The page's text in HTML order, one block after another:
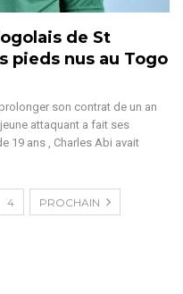
de St
pieds nus au Togo
son contrat de un an
attaquant a fait ses
19 ans , Charles Abi avait
4 PROCHAIN